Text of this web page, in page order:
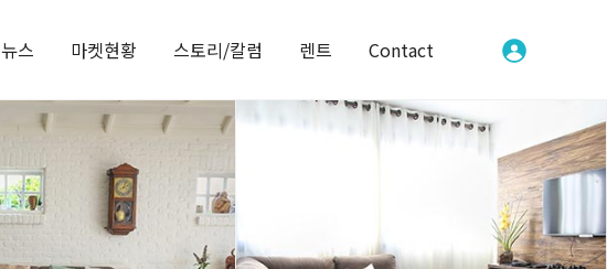
뉴스 마켓현황 스토리/칼럼 렌트 Contact